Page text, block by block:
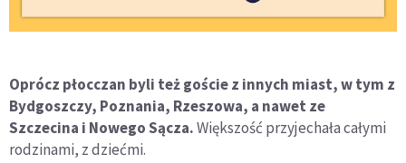
Oprócz płocczan byli też goście z innych miast, w tym z
Bydgoszczy, Poznania, Rzeszowa, a nawet ze
Szczecina i Nowego Sącza.Większość przyjechała całymi
rodzinami, z dziećmi.